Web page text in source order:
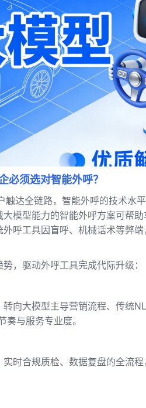
必须选对智能外呼？
达全链路，智能外呼的技术水
模型能力的智能外呼方案可帮
外呼工具因盲呼、机械话术等弊端
，驱动外呼工具完成代际升级：
向大模型主导营销流程、传统
与服务专业度。
时合规质检、数据复盘的全流